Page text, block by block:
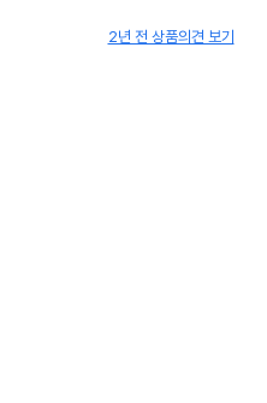
2년 전 상품의견 보기